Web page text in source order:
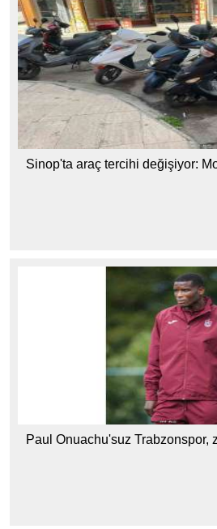
Sinop'ta araç tercihi değişiyor:
Paul Onuachu'suz Trabzonspor,